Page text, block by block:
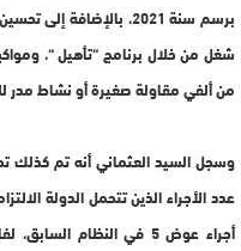
من ألفي مقاولة صغيرة أو نشاط مدر
وسجل السيد العثماني أنه تم كذلك
أجراء عوض 5 في النظام